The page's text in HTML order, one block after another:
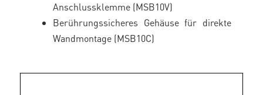
Anschlussklemme (MSB10V)
Berührungssicheres Gehäuse für direkte
Wandmontage (MSB10C)